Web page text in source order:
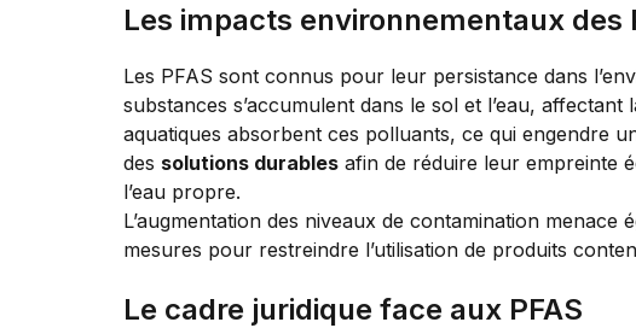
Les impacts environnementaux des
Les PFAS sont connus pour leur persistance dans
substances s’accumulent dans le sol et l’eau,
aquatiques absorbent ces polluants, ce qui engendre
des solutions durables afin de réduire leur empreinte
l’eau propre.
L’augmentation des niveaux de contamination
mesures pour restreindre l’utilisation de produits
Le cadre juridique face aux PFAS